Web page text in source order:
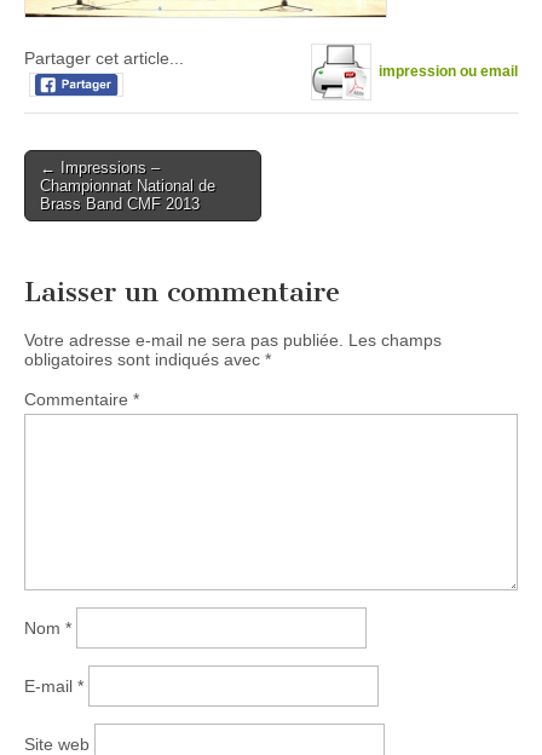
impression ou email
Partager cet article...
Post
navigation
← Impressions –
Championnat National de
Brass Band CMF 2013
Laisser un commentaire
Votre adresse e-mail ne sera pas publiée.
Les champs
obligatoires sont indiqués avec *
Commentaire *
Nom *
E-mail *
Site web